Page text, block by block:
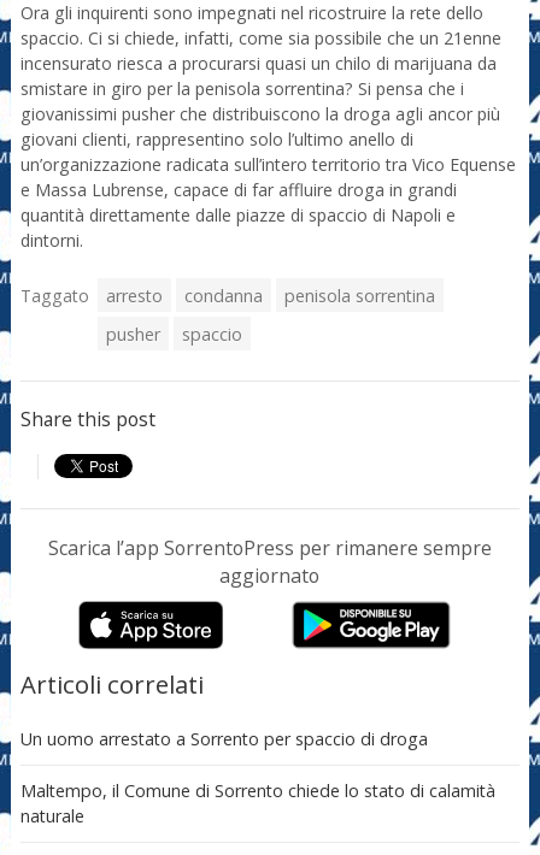
Ora gli inquirenti sono impegnati nel ricostruire la rete dello
spaccio. Ci si chiede, infatti, come sia possibile che un 21enne
incensurato riesca a procurarsi quasi un chilo di marijuana da
smistare in giro per la penisola sorrentina? Si pensa che i
giovanissimi pusher che distribuiscono la droga agli ancor più
giovani clienti, rappresentino solo l’ultimo anello di
un’organizzazione radicata sull’intero territorio tra Vico Equense
e Massa Lubrense, capace di far affluire droga in grandi
quantità direttamente dalle piazze di spaccio di Napoli e
dintorni.
Taggato arresto condanna
penisola sorrentina
pusher
spaccio
Share this post
Scarica l’app SorrentoPress per rimanere sempre
aggiornato
Articoli correlati
Un uomo arrestato a Sorrento per spaccio di droga
Maltempo, il Comune di Sorrento chiede lo stato di calamità
naturale